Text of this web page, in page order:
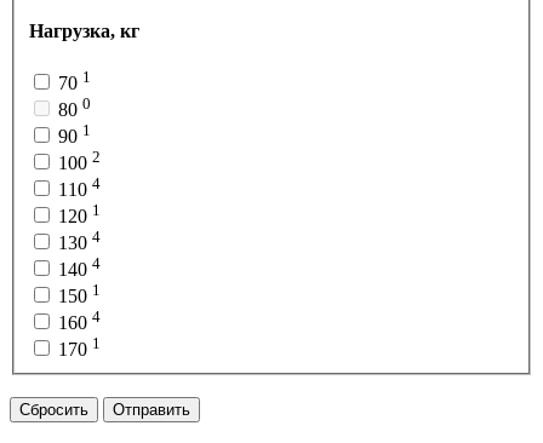
Нагрузка, кг
70 1
80 0
90 1
100 2
110 4
120 1
130 4
140 4
150 1
160 4
170 1
Сбросить Отправить